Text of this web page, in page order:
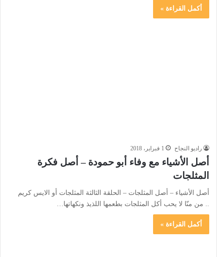
أكمل القراءة »
راديو النجاح 1 فبراير، 2018
أصل الأشياء مع وفاء أبو حمودة – أصل فكرة
المثلجات
أصل الأشياء – أصل المثلجات – الحلقة الثالثة المثلجات أو الايس كريم
.. من منّا لا يحب أكل المثلجات بطعمها اللذيذ ونكهاتها…
أكمل القراءة »